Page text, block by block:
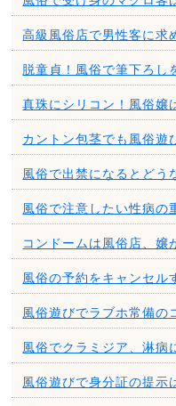
高級風俗店で男性客に求
脱童貞！風俗で筆下ろし
真珠にシリコン！風俗嬢
カントン包茎でも風俗遊
風俗で出禁になるとどう
風俗で注意したい性病の
コンドームは風俗店、嬢
風俗の予約をキャンセル
風俗遊びでラブホ常備の
風俗でクラミジア、淋病
風俗遊びで身分証の提示